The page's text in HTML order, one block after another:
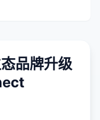
品牌升级